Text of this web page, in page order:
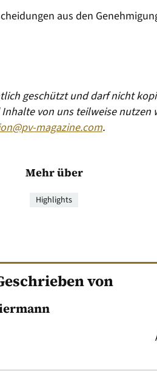
aus den
geschützt und darf nicht
von uns teilweise nutzen
magazine.com.
Mehr über
Highlights
von